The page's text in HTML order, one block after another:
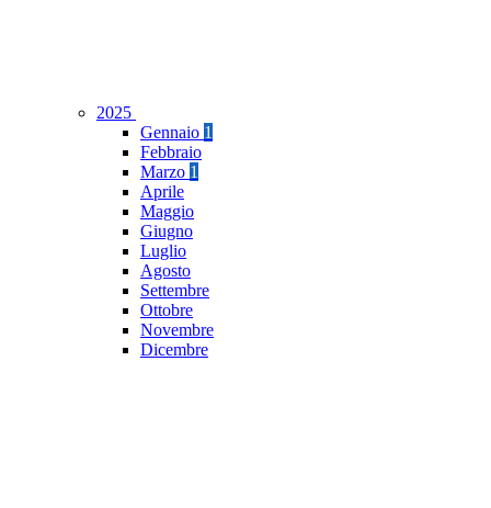
2025
Gennaio 1
Febbraio
Marzo 1
Aprile
Maggio
Giugno
Luglio
Agosto
Settembre
Ottobre
Novembre
Dicembre